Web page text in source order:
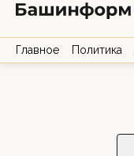
Главное Политика